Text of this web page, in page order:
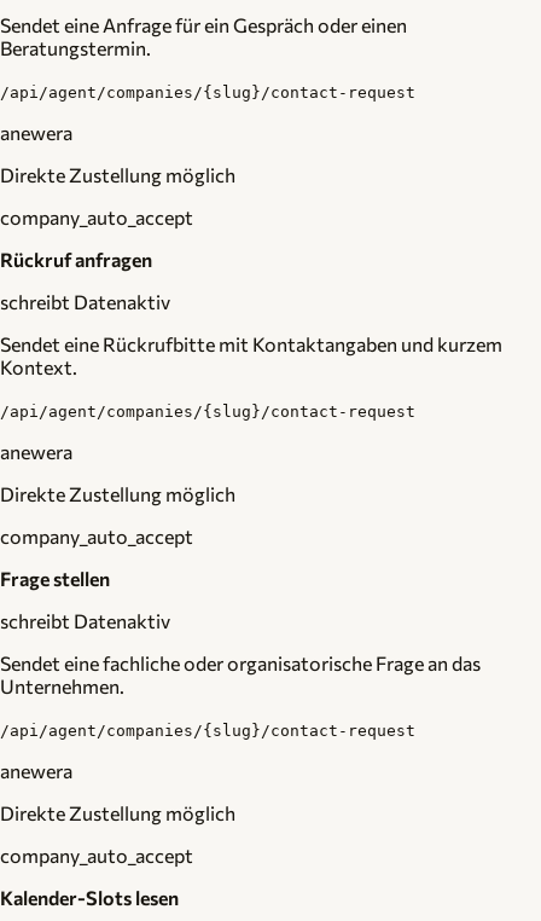
Sendet eine Anfrage für ein Gespräch oder einen
Beratungstermin.
/api/agent/companies/{slug}/contact-request
anewera
Direkte Zustellung möglich
company_auto_accept
Rückruf anfragen
schreibt Datenaktiv
Sendet eine Rückrufbitte mit Kontaktangaben und kurzem
Kontext.
/api/agent/companies/{slug}/contact-request
anewera
Direkte Zustellung möglich
company_auto_accept
Frage stellen
schreibt Datenaktiv
Sendet eine fachliche oder organisatorische Frage an das
Unternehmen.
/api/agent/companies/{slug}/contact-request
anewera
Direkte Zustellung möglich
company_auto_accept
Kalender-Slots lesen